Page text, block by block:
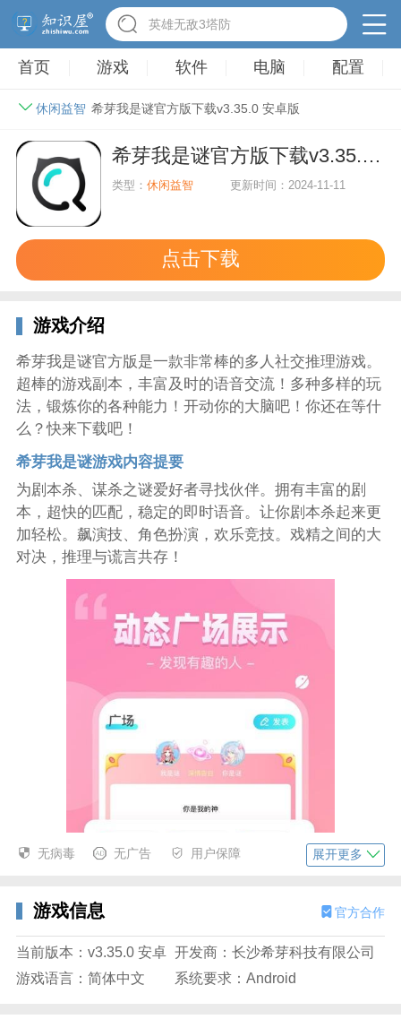
英雄无敌3塔防
首页 游戏 软件 电脑 配置
休闲益智 希芽我是谜官方版下载v3.35.0 安卓版
希芽我是谜官方版下载v3.35.0 安卓版
类型：休闲益智 更新时间：2024-11-11
点击下载
游戏介绍
希芽我是谜官方版是一款非常棒的多人社交推理游戏。
超棒的游戏副本，丰富及时的语音交流！多种多样的玩
法，锻炼你的各种能力！开动你的大脑吧！你还在等什
么？快来下载吧！
希芽我是谜游戏内容提要
为剧本杀、谋杀之谜爱好者寻找伙伴。拥有丰富的剧
本，超快的匹配，稳定的即时语音。让你剧本杀起来更
加轻松。飙演技、角色扮演，欢乐竞技。戏精之间的大
对决，推理与谎言共存！
无病毒 无广告 用户保障 展开更多
游戏信息 官方合作
当前版本：v3.35.0 安卓 开发商：长沙希芽科技有限公司
游戏语言：简体中文
系统要求：Android